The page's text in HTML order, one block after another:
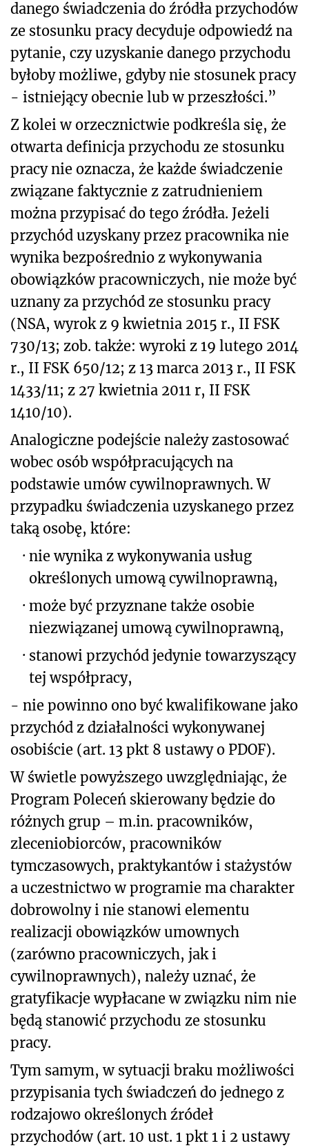
danego świadczenia do źródła przychodów
ze stosunku pracy decyduje odpowiedź na
pytanie, czy uzyskanie danego przychodu
byłoby możliwe, gdyby nie stosunek pracy
- istniejący obecnie lub w przeszłości.”
Z kolei w orzecznictwie podkreśla się, że
otwarta definicja przychodu ze stosunku
pracy nie oznacza, że każde świadczenie
związane faktycznie z zatrudnieniem
można przypisać do tego źródła. Jeżeli
przychód uzyskany przez pracownika nie
wynika bezpośrednio z wykonywania
obowiązków pracowniczych, nie może być
uznany za przychód ze stosunku pracy
(NSA, wyrok z 9 kwietnia 2015 r., II FSK
730/13; zob. także: wyroki z 19 lutego 2014
r., II FSK 650/12; z 13 marca 2013 r., II FSK
1433/11; z 27 kwietnia 2011 r, II FSK
1410/10).
Analogiczne podejście należy zastosować
wobec osób współpracujących na
podstawie umów cywilnoprawnych. W
przypadku świadczenia uzyskanego przez
taką osobę, które:
· nie wynika z wykonywania usług
określonych umową cywilnoprawną,
· może być przyznane także osobie
niezwiązanej umową cywilnoprawną,
· stanowi przychód jedynie towarzyszący
tej współpracy,
- nie powinno ono być kwalifikowane jako
przychód z działalności wykonywanej
osobiście (art. 13 pkt 8 ustawy o PDOF).
W świetle powyższego uwzględniając, że
Program Poleceń skierowany będzie do
różnych grup – m.in. pracowników,
zleceniobiorców, pracowników
tymczasowych, praktykantów i stażystów
a uczestnictwo w programie ma charakter
dobrowolny i nie stanowi elementu
realizacji obowiązków umownych
(zarówno pracowniczych, jak i
cywilnoprawnych), należy uznać, że
gratyfikacje wypłacane w związku nim nie
będą stanowić przychodu ze stosunku
pracy.
Tym samym, w sytuacji braku możliwości
przypisania tych świadczeń do jednego z
rodzajowo określonych źródeł
przychodów (art. 10 ust. 1 pkt 1 i 2 ustawy